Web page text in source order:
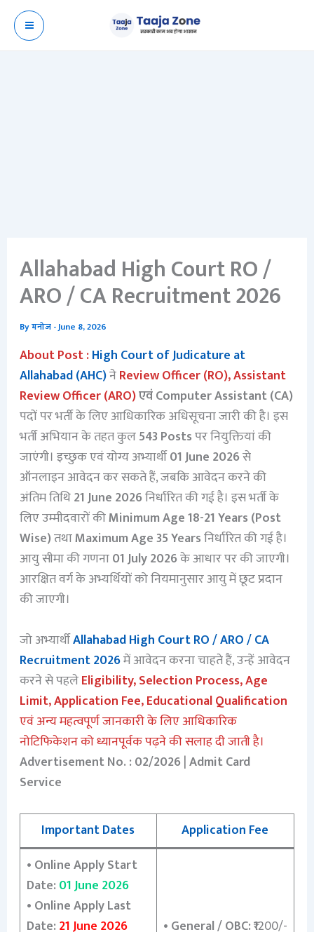
Skip
Allahabad High Court RO /
ARO / CA Recruitment 2026
Byमनोज-June 8, 2026
About Post :High Court of Judicature at
Allahabad (AHC)नेReview Officer (RO), Assistant
Review Officer (ARO)एवं Computer Assistant (CA)
पदों पर भर्ती के लिए आधिकारिक अधिसूचना जारी की है। इस
भर्ती अभियान के तहत कुल543 Postsपर नियुक्तियां की
जाएंगी। इच्छुक एवं योग्य अभ्यार्थी01 June 2026से
ऑनलाइन आवेदन कर सकते हैं, जबकि आवेदन करने की
अंतिम तिथि21 June 2026निर्धारित की गई है। इस भर्ती के
लिए उम्मीदवारों कीMinimum Age 18-21 Years (Post
Wise)तथाMaximum Age 35 Yearsनिर्धारित की गई है।
आयु सीमा की गणना01 July 2026के आधार पर की जाएगी।
आरक्षित वर्ग के अभ्यर्थियों को नियमानुसार आयु में छूट प्रदान
की जाएगी।
जो अभ्यार्थीAllahabad High Court RO / ARO / CA
Recruitment 2026में आवेदन करना चाहते हैं, उन्हें आवेदन
करने से पहलेEligibility, Selection Process, Age
Limit, Application Fee, Educational Qualification
एवं अन्य महत्वपूर्ण जानकारी के लिए आधिकारिक
नोटिफिकेशन को ध्यानपूर्वक पढ़ने की सलाह दी जाती है।
Advertisement No. : 02/2026 |Admit Card
Service
Important Dates
Application Fee
• Online Apply Start
Date: 01 June 2026
• Online Apply Last
Date: 21 June 2026
• General / OBC:₹1200/-